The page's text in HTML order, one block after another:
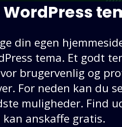
WordPress
din egen
tema. Et godt
brugervenlig og
For neden kan du
muligheder. Find
anskaffe gratis.